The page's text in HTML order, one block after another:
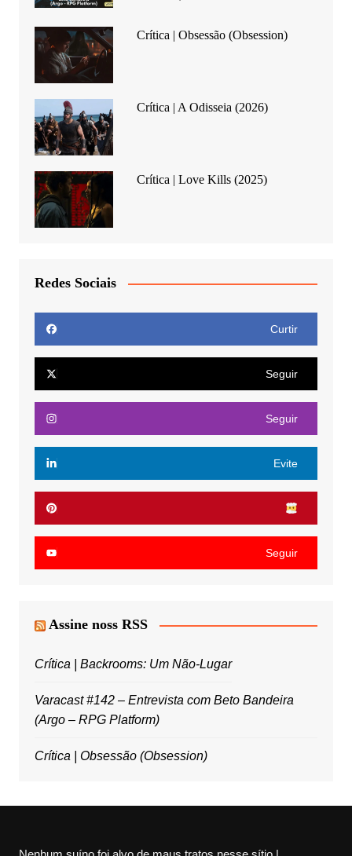
Crítica | Obsessão (Obsession)
Crítica | A Odisseia (2026)
Crítica | Love Kills (2025)
Redes Sociais
Curtir
Seguir
Seguir
Evite
Seguir
Assine noss RSS
Crítica | Backrooms: Um Não-Lugar
Varacast #142 – Entrevista com Beto Bandeira
(Argo – RPG Platform)
Crítica | Obsessão (Obsession)